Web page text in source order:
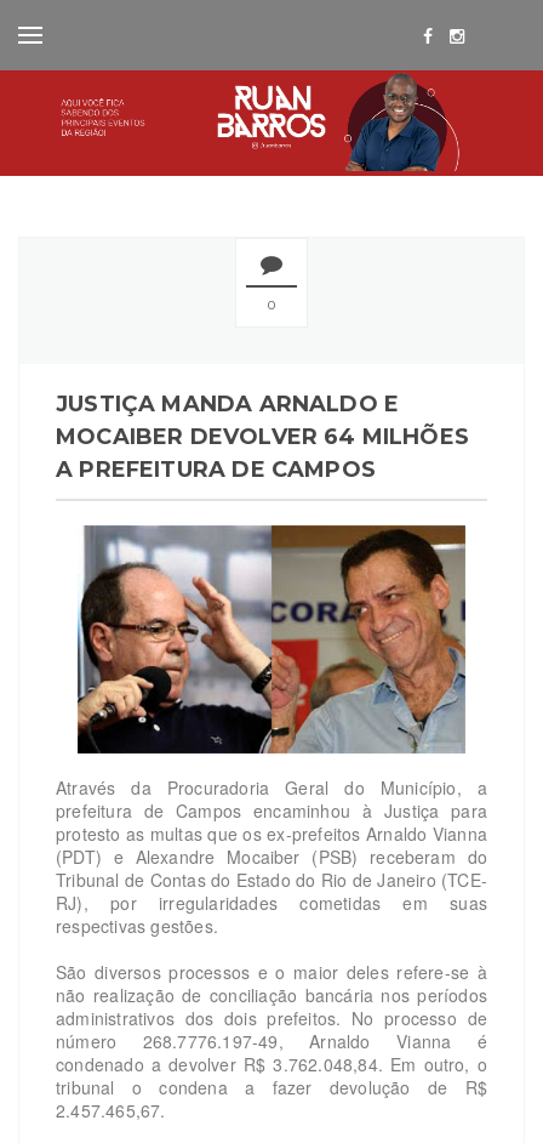
0
JUSTIÇA MANDA ARNALDO E
MOCAIBER DEVOLVER 64 MILHÕES
A PREFEITURA DE CAMPOS
Através da Procuradoria Geral do Município, a
prefeitura de Campos encaminhou à Justiça para
protesto as multas que os ex-prefeitos Arnaldo Vianna
(PDT) e Alexandre Mocaiber (PSB) receberam do
Tribunal de Contas do Estado do Rio de Janeiro (TCE-
RJ), por irregularidades cometidas em suas
respectivas gestões.
São diversos processos e o maior deles refere-se à
não realização de conciliação bancária nos períodos
administrativos dos dois prefeitos. No processo de
número 268.7776.197-49, Arnaldo Vianna é
condenado a devolver R$ 3.762.048,84. Em outro, o
tribunal o condena a fazer devolução de R$
2.457.465,67.